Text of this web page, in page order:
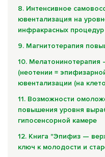
8. Интенсивное
ювентализация на
инфракрасных процедур
9. Магнитотерапия
10. Мелатонинотерапия
(неотении =
ювентализации (на
11. Возможности
повышения уровня
гипосенсорной камере
12. Книга "Эпифиз —
ключ к молодости и